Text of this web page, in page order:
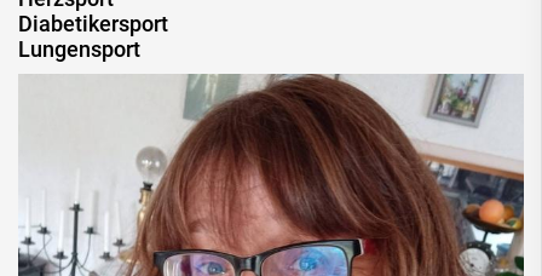
Diabetikersport
Lungensport